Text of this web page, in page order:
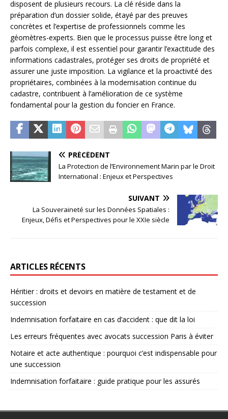
disposent de plusieurs recours. La clé réside dans la
préparation d’un dossier solide, étayé par des preuves
concrètes et l’expertise de professionnels comme les
géomètres-experts. Bien que le processus puisse être long et
parfois complexe, il est essentiel pour garantir l’exactitude des
informations cadastrales, protéger ses droits de propriété et
assurer une juste imposition. La vigilance et la proactivité des
propriétaires, combinées à la modernisation continue du
cadastre, contribuent à l’amélioration de ce système
fondamental pour la gestion du foncier en France.
PRÉCÉDENT
La Protection de l’Environnement Marin par le Droit
International : Enjeux et Perspectives
SUIVANT
La Souveraineté sur les Données Spatiales :
Enjeux, Défis et Perspectives pour le XXIe siècle
ARTICLES RÉCENTS
Héritier : droits et devoirs en matière de testament et de
succession
Indemnisation forfaitaire en cas d’accident : que dit la loi
Les erreurs fréquentes avec avocats succession Paris à éviter
Notaire et acte authentique : pourquoi c’est indispensable pour
une succession
Indemnisation forfaitaire : guide pratique pour les assurés